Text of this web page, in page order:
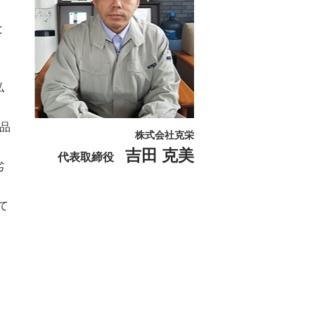
株式会社克栄
代表取締役 吉田 克美